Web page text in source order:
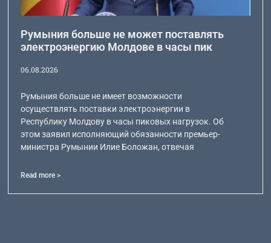
Румыния больше не может поставлять
электроэнергию Молдове в часы пик
06.08.2026
Румыния больше не имеет возможности
осуществлять поставки электроэнергии в
Республику Молдову в часы пиковых нагрузок. Об
этом заявил исполняющий обязанности премьер-
министра Румынии Илие Боложан, отвечая
Read more >